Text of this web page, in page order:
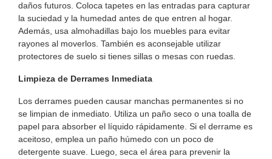
daños futuros. Coloca tapetes en las entradas para capturar
la suciedad y la humedad antes de que entren al hogar.
Además, usa almohadillas bajo los muebles para evitar
rayones al moverlos. También es aconsejable utilizar
protectores de suelo si tienes sillas o mesas con ruedas.
Limpieza de Derrames Inmediata
Los derrames pueden causar manchas permanentes si no
se limpian de inmediato. Utiliza un paño seco o una toalla de
papel para absorber el líquido rápidamente. Si el derrame es
aceitoso, emplea un paño húmedo con un poco de
detergente suave. Luego, seca el área para prevenir la